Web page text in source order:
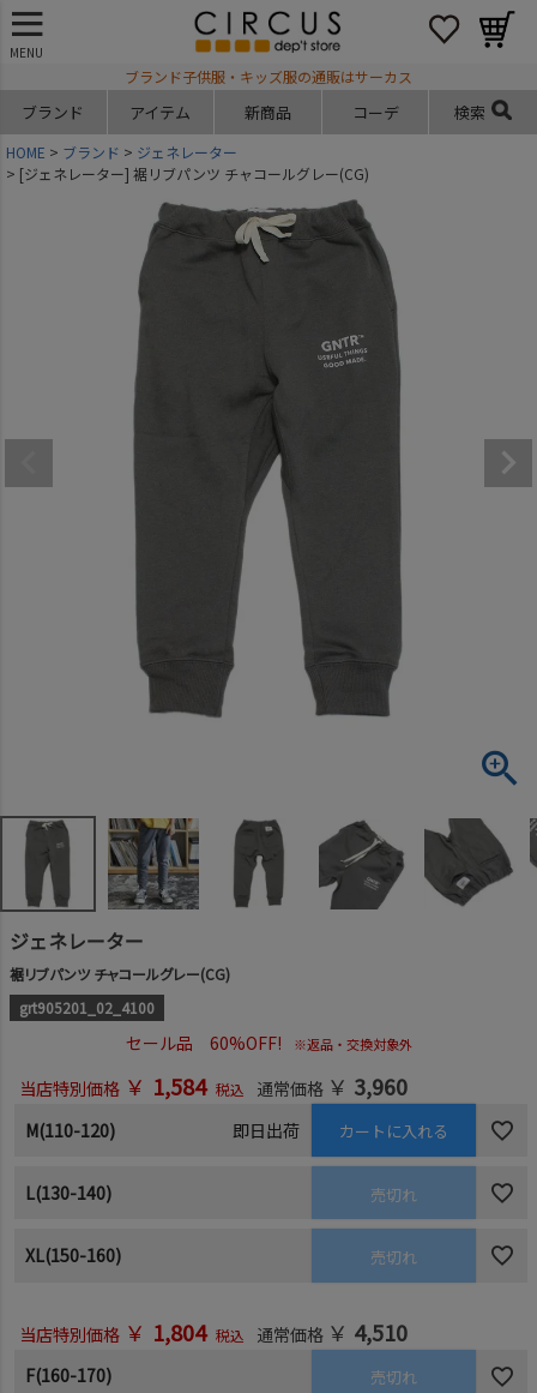
MENU
ブランド子供服・キッズ服の通販はサーカス
ブランド アイテム 新商品 コーデ 検索
HOME ブランド
ジェネレーター
[ジェネレーター] 裾リブパンツ チャコールグレー(CG)
ジェネレーター
裾リブパンツ チャコールグレー(CG)
grt905201_02_4100
セール品 60%OFF! ※返品・交換対象外
当店特別価格 ￥ 1,584 税込 通常価格 ￥ 3,960
M(110-120) 即日出荷 カートに入れる
L(130-140) 売切れ
XL(150-160) 売切れ
当店特別価格 ￥ 1,804 税込 通常価格 ￥ 4,510
F(160-170) 売切れ